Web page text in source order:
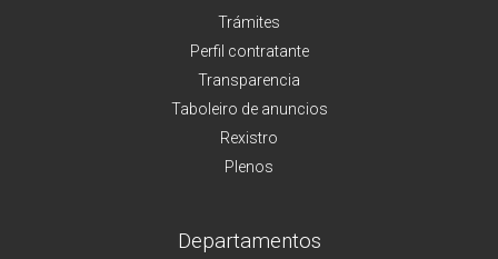
Trámites
Perfil contratante
Transparencia
Taboleiro de anuncios
Rexistro
Plenos
Departamentos